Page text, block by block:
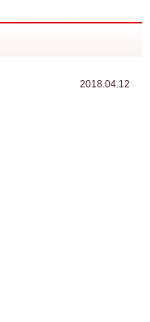
2018.04.12